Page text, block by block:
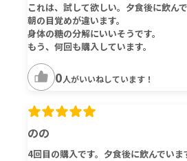
これは、試して欲しい。夕食後に飲んで
朝の目覚めが違います。
身体の糖の分解にいいそうです。
もう、何回も購入しています。
0人がいいねしています！
のの
4回目の購入です。夕食後に飲んでいま